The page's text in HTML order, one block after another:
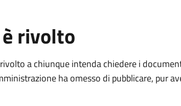
rivolto
a chiunque intenda chiedere i
ha omesso di pubblicare, pur